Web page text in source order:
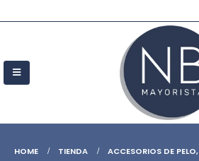
HOME TIENDA ACCESORIOS DE PELO,